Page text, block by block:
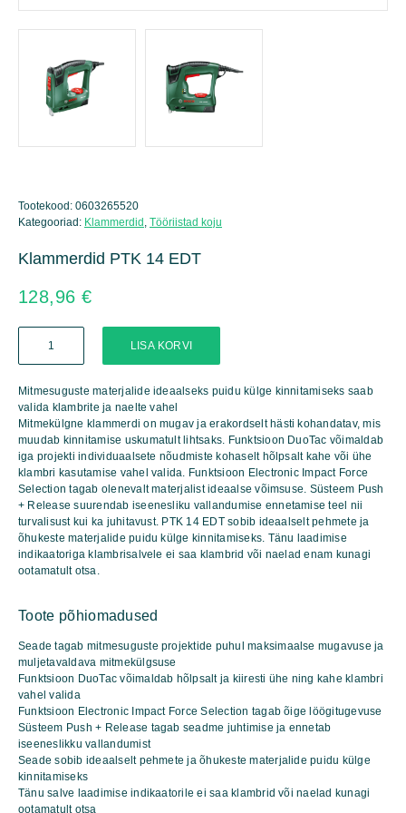
Tootekood: 0603265520
Kategooriad: Klammerdid Tööriistad koju
Klammerdid PTK 14 EDT
128,96 €
14
kogus
LISA KORVI
Mitmesuguste materjalide ideaalseks puidu külge kinnitamiseks saab
valida klambrite ja naelte vahel
Mitmekülgne klammerdi on mugav ja erakordselt hästi kohandatav, mis
muudab kinnitamise uskumatult lihtsaks. Funktsioon DuoTac võimaldab
iga projekti individuaalsete nõudmiste kohaselt hõlpsalt kahe või ühe
klambri kasutamise vahel valida. Funktsioon Electronic Impact Force
Selection tagab olenevalt materjalist ideaalse võimsuse. Süsteem Push
+ Release suurendab iseenesliku vallandumise ennetamise teel nii
turvalisust kui ka juhitavust. PTK 14 EDT sobib ideaalselt pehmete ja
õhukeste materjalide puidu külge kinnitamiseks. Tänu laadimise
indikaatoriga klambrisalvele ei saa klambrid või naelad enam kunagi
ootamatult otsa.
Toote põhiomadused
Seade tagab mitmesuguste projektide puhul maksimaalse mugavuse ja
muljetavaldava mitmekülgsuse
Funktsioon DuoTac võimaldab hõlpsalt ja kiiresti ühe ning kahe klambri
vahel valida
Funktsioon Electronic Impact Force Selection tagab õige löögitugevuse
Süsteem Push + Release tagab seadme juhtimise ja ennetab
iseeneslikku vallandumist
Seade sobib ideaalselt pehmete ja õhukeste materjalide puidu külge
kinnitamiseks
Tänu salve laadimise indikaatorile ei saa klambrid või naelad kunagi
ootamatult otsa